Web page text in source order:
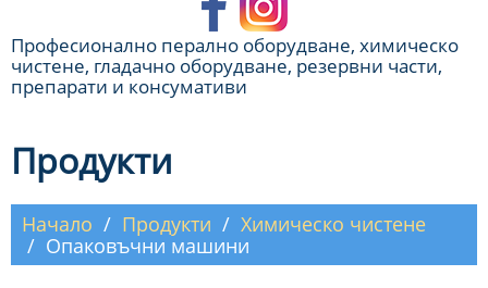
Професионално перално оборудване, химическо
чистене, гладачно оборудване, резервни части,
препарати и консумативи
Продукти
Начало Продукти
Химическо чистене
Опаковъчни машини